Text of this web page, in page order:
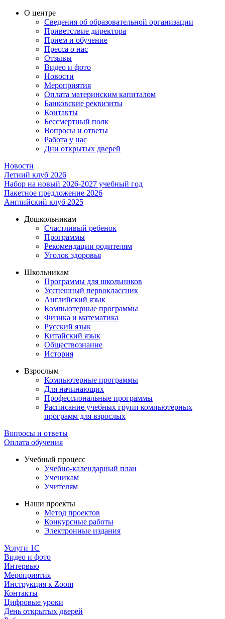
О центре
Сведения об образовательной организации
Приветствие директора
Прием и обучение
Пресса о нас
Отзывы
Видео и фото
Новости
Мероприятия
Оплата материнским капиталом
Банковские реквизиты
Контакты
Бессмертный полк
Вопросы и ответы
Работа у нас
Дни открытых дверей
Новости
Летний клуб 2026
Набор на новый 2026-2027 учебный год
Пакетное предложение 2026
Английский клуб 2025
Дошкольникам
Счастливый ребенок
Программы
Рекомендации родителям
Уголок здоровья
Школьникам
Программы для школьников
Усспешный первоклассник
Английский язык
Компьютерные программы
Физика и математика
Русский язык
Китайский язык
Обществознание
История
Взрослым
Компьютерные программы
Для начинающих
Профессиональные программы
Расписание учебных групп компьютерных
программ для взрослых
Вопросы и ответы
Оплата обучения
Учебный процесс
Учебно-календарный план
Ученикам
Учителям
Наши проекты
Метод проектов
Конкурсные работы
Электронные издания
Услуги 1C
Видео и фото
Интервью
Мероприятия
Инструкция к Zoom
Контакты
Цифровые уроки
День открытых дверей